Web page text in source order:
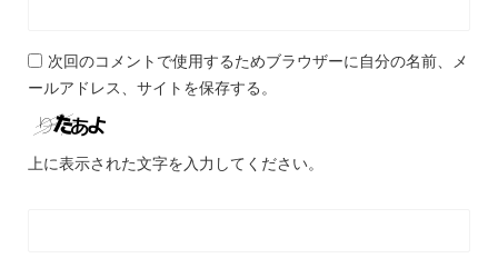
次回のコメントで使用するためブラウザーに自分の名前、メ
ールアドレス、サイトを保存する。
上に表示された文字を入力してください。